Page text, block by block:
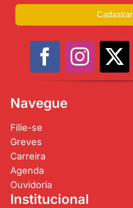
Cadastrar
Navegue
Filie-se
Greves
Carreira
Agenda
Ouvidoria
Institucional